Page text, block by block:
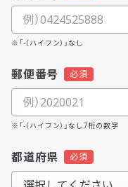
※「-（ハイフン）」なし
郵便番号
※「-（ハイフン）」なし7桁の数字
都道府県